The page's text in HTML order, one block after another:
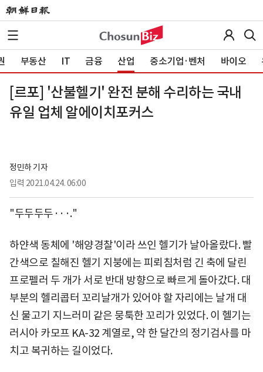
부동산 IT 금융 산업 중소기업·벤처 바이오
[르포] '산불헬기' 완전 분해 수리하는 국내
유일 업체 알에이치포커스
정민하 기자
입력 2021.04.24. 06:00
"두두두두···."
하얀색 동체에 '해양경찰'이라 쓰인 헬기가 날아올랐다. 빨
간색으로 칠해진 헬기 지붕에는 피뢰침처럼 긴 축에 달린
프로펠러 두 개가 서로 반대 방향으로 빠르게 돌아갔다. 대
부분의 헬리콥터 꼬리날개가 있어야 할 자리에는 날개 대
신 물고기 지느러미 같은 뭉툭한 꼬리가 있었다. 이 헬기는
러시아 카모프 KA-32 계열로, 약 한 달간의 정기검사를 마
치고 복귀하는 길이었다.